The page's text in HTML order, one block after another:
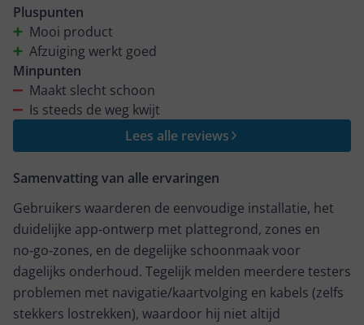
het kaartje in te regelen. Verder heeft deze app alles
wat je zou verwachten. Echter blijkt het voor deze
stofzuiger heel lastig om het kaartje ook daadwerkelijk
te volgen. Tijdens de periode dat wij deze stofzuiger
hebben getest heeft hij geen een keer het volledige
oppervlakte schoongemaakt. Vaak reed hij doelloos
rondjes of maakte ie 30 cm2 vaak achter elkaar
schoon. Wij zijn gewend dat een dergelijk product out
niet waar kunnen maken.
Pluspunten
Mooi product
Afzuiging werkt goed
Minpunten
Maakt slecht schoon
Is steeds de weg kwijt
Lees alle reviews
Samenvatting van alle ervaringen
Gebruikers waarderen de eenvoudige installatie, het
duidelijke app‑ontwerp met plattegrond, zones en
no‑go‑zones, en de degelijke schoonmaak voor
dagelijks onderhoud. Tegelijk melden meerdere testers
problemen met navigatie/kaartvolging en kabels (zelfs
stekkers lostrekken), waardoor hij niet altijd